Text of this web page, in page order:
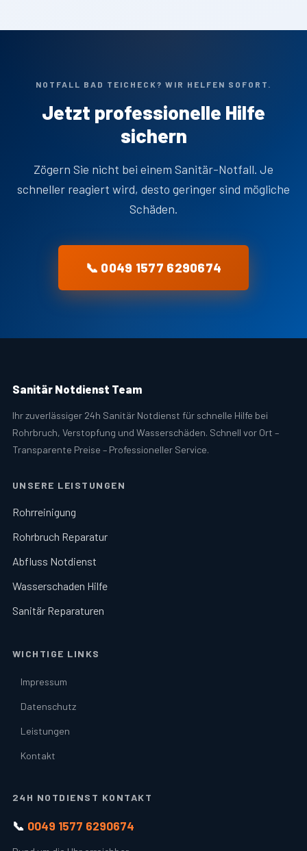
NOTFALL BAD TEICHECK? WIR HELFEN SOFORT.
Jetzt professionelle Hilfe
sichern
Zögern Sie nicht bei einem Sanitär-Notfall. Je
schneller reagiert wird, desto geringer sind mögliche
Schäden.
📞 0049 1577 6290674
Sanitär Notdienst Team
Ihr zuverlässiger 24h Sanitär Notdienst für schnelle Hilfe bei
Rohrbruch, Verstopfung und Wasserschäden. Schnell vor Ort –
Transparente Preise – Professioneller Service.
UNSERE LEISTUNGEN
Rohrreinigung
Rohrbruch Reparatur
Abfluss Notdienst
Wasserschaden Hilfe
Sanitär Reparaturen
WICHTIGE LINKS
Impressum
Datenschutz
Leistungen
Kontakt
24H NOTDIENST KONTAKT
📞 0049 1577 6290674